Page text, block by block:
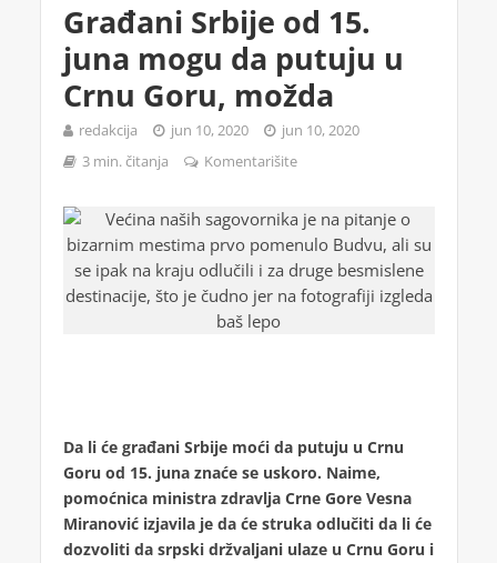
Građani Srbije od 15.
juna mogu da putuju u
Crnu Goru, možda
redakcija jun 10, 2020
jun 10, 2020
3 min. čitanja
Komentarišite
Da li će građani Srbije moći da putuju u Crnu
Goru od 15. juna znaće se uskoro. Naime,
pomoćnica ministra zdravlja Crne Gore Vesna
Miranović izjavila je da će struka odlučiti da li će
dozvoliti da srpski držvaljani ulaze u Crnu Goru i